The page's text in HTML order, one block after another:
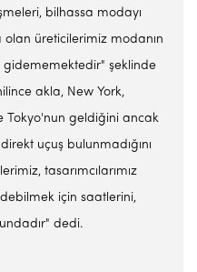
bilhassa modayı
üreticilerimiz modanın
gidememektedir" şeklinde
akla, New York,
Tokyo'nun geldiğini ancak
uçuş bulunmadığını
tasarımcılarımız
için saatlerini,
dedi.